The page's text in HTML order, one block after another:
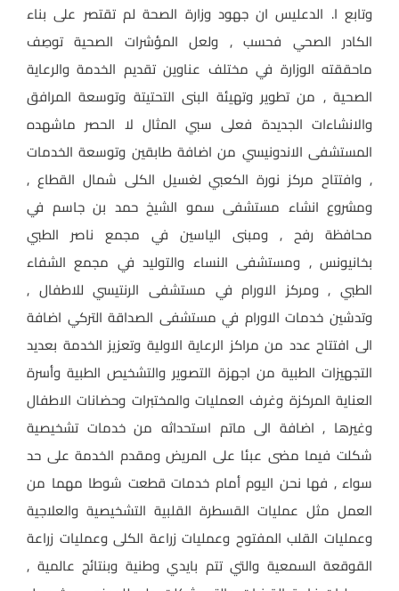
وتابع ا. الدعليس ان جهود وزارة الصحة لم تقتصر على بناء
الكادر الصحي فحسب , ولعل المؤشرات الصحية توصِف
ماحققته الوزارة في مختلف عناوين تقديم الخدمة والرعاية
الصحية , من تطوير وتهيئة البنى التحتيتة وتوسعة المرافق
والانشاءات الجديدة فعلى سبي المثال لا الحصر ماشهده
المستشفى الاندونيسي من اضافة طابقين وتوسعة الخدمات
, وافتتاح مركز نورة الكعبي لغسيل الكلى شمال القطاع ,
ومشروع انشاء مستشفى سمو الشيخ حمد بن جاسم في
محافظة رفح , ومبنى الياسين في مجمع ناصر الطبي
بخانيونس , ومستشفى النساء والتوليد في مجمع الشفاء
الطبي , ومركز الاورام في مستشفى الرنتيسي للاطفال ,
وتدشين خدمات الاورام في مستشفى الصداقة التركي اضافة
الى افتتاح عدد من مراكز الرعاية الاولية وتعزيز الخدمة بعديد
التجهيزات الطبية من اجهزة التصوير والتشخيص الطبية وأسرة
العناية المركزة وغرف العمليات والمختبرات وحضانات الاطفال
وغيرها , اضافة الى ماتم استحداثه من خدمات تشخيصية
شكلت فيما مضى عبئا على المريض ومقدم الخدمة على حد
سواء , فها نحن اليوم أمام خدمات قطعت شوطا مهما من
العمل مثل عمليات القسطرة القلبية التشخيصية والعلاجية
وعمليات القلب المفتوح وعمليات زراعة الكلى وعمليات زراعة
القوقعة السمعية والتي تتم بايدي وطنية وبنتائج عالمية ,